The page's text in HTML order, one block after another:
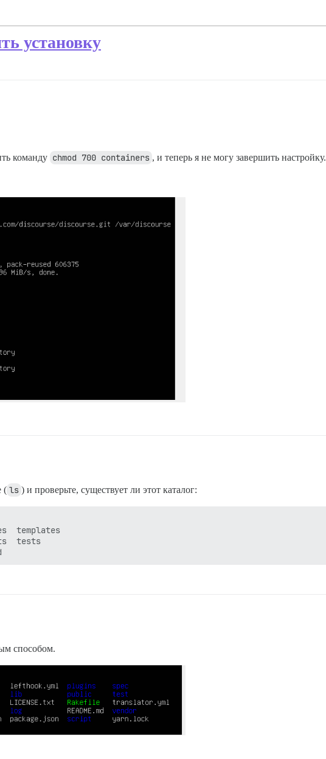
установку
команду chmod 700 containers , и теперь я не могу завершить настройку.
( ls ) и проверьте, существует ли этот каталог:
templates
tests
способом.